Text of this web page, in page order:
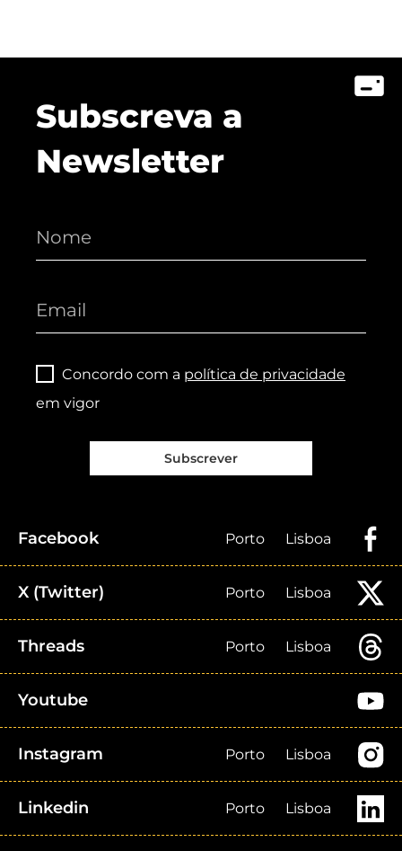
Subscreva a
Newsletter
Concordo com a política de privacidade
em vigor
Subscrever
Facebook Porto Lisboa
X (Twitter) Porto Lisboa
Threads Porto Lisboa
Youtube
Instagram Porto Lisboa
Linkedin Porto Lisboa